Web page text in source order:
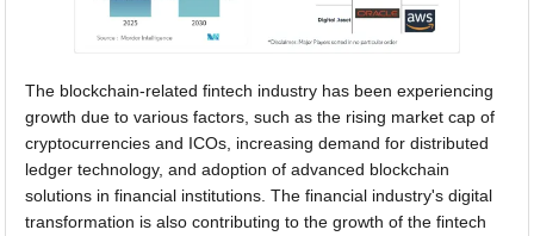
The blockchain-related fintech industry has been experiencing
growth due to various factors, such as the rising market cap of
cryptocurrencies and ICOs, increasing demand for distributed
ledger technology, and adoption of advanced blockchain
solutions in financial institutions. The financial industry's digital
transformation is also contributing to the growth of the fintech